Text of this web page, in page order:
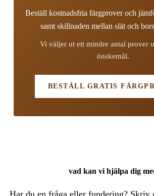
Beställ kostnadsfria färgprover och
samt skillnaden mellan slät och
Vi väljer ut ett mindre antal prover
önskemål.
BESTÄLL GRATIS
vad kan vi hjälpa dig
Har du en fråga eller fundering? Skriv